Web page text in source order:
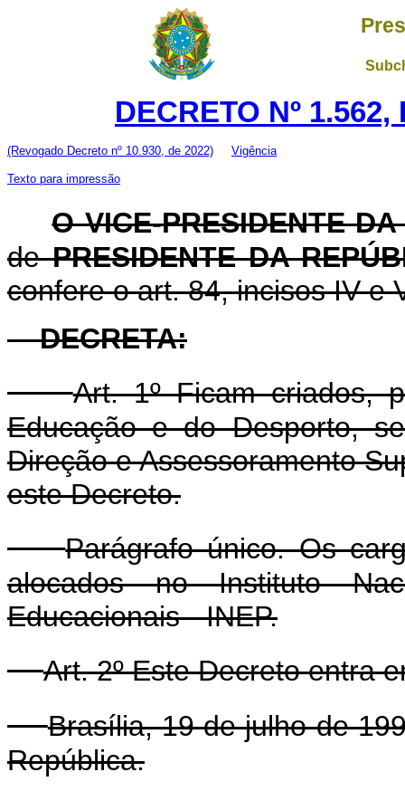
DECRETO Nº
(Revogado Decreto nº 10.930, de 2022) Vigência
Texto para impressão
O VICE-PRESIDENTE
dePRESIDENTE DA
confere o art. 84, incisos IV e
DECRETA:
Art. 1º Ficam criados,
Educação e do Desporto,
Direção e Assessoramento
este Decreto.
Parágrafo único. Os
alocados no Instituto
Educacionais - INEP.
Art. 2º Este Decreto entra
Brasília, 19 de julho de
República.